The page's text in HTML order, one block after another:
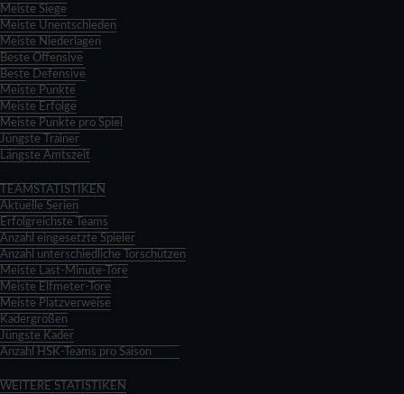
Meiste Siege
Meiste Unentschieden
Meiste Niederlagen
Beste Offensive
Beste Defensive
Meiste Punkte
Meiste Erfolge
Meiste Punkte pro Spiel
Jüngste Trainer
Längste Amtszeit
TEAMSTATISTIKEN
Aktuelle Serien
Erfolgreichste Teams
Anzahl eingesetzte Spieler
Anzahl unterschiedliche Torschützen
Meiste Last-Minute-Tore
Meiste Elfmeter-Tore
Meiste Platzverweise
Kadergrößen
Jüngste Kader
Anzahl HSK-Teams pro Saison
WEITERE STATISTIKEN